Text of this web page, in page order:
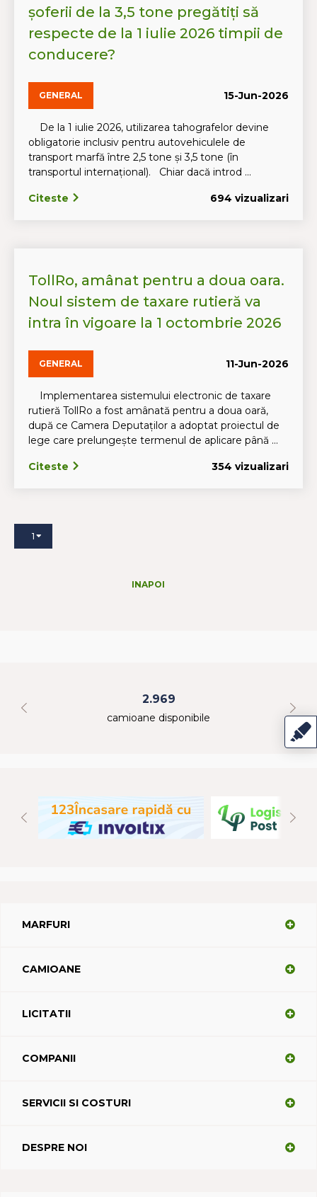
șoferii de la 3,5 tone pregătiți să
respecte de la 1 iulie 2026 timpii de
conducere?
GENERAL 15-Jun-2026
De la 1 iulie 2026, utilizarea tahografelor devine
obligatorie inclusiv pentru autovehiculele de
transport marfă între 2,5 tone și 3,5 tone (în
transportul internațional). Chiar dacă introd ...
Citeste 694 vizualizari
TollRo, amânat pentru a doua oara.
Noul sistem de taxare rutieră va
intra în vigoare la 1 octombrie 2026
GENERAL 11-Jun-2026
Implementarea sistemului electronic de taxare
rutieră TollRo a fost amânată pentru a doua oară,
după ce Camera Deputaților a adoptat proiectul de
lege care prelungește termenul de aplicare până ...
Citeste 354 vizualizari
1
INAPOI
2.969
camioane disponibile
MARFURI
CAMIOANE
LICITATII
COMPANII
SERVICII SI COSTURI
DESPRE NOI